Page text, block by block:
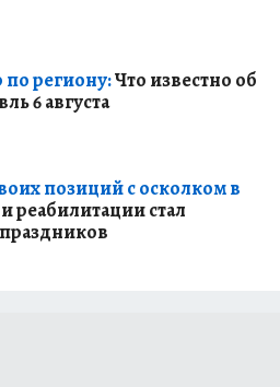
региону:Что известно об
6 августа
позиций с осколком в
реабилитации стал